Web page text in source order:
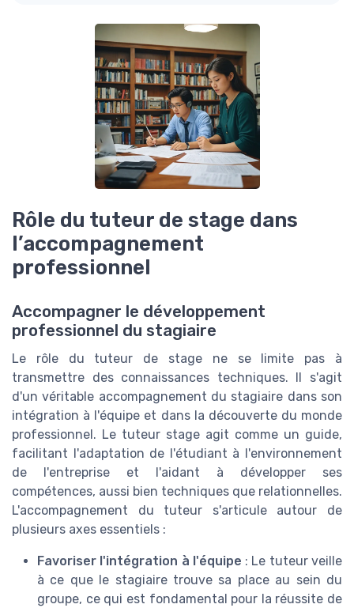
Rôle du tuteur de stage dans
l’accompagnement
professionnel
Accompagner le développement
professionnel du stagiaire
Le rôle du tuteur de stage ne se limite pas à
transmettre des connaissances techniques. Il s'agit
d'un véritable accompagnement du stagiaire dans son
intégration à l'équipe et dans la découverte du monde
professionnel. Le tuteur stage agit comme un guide,
facilitant l'adaptation de l'étudiant à l'environnement
de l'entreprise et l'aidant à développer ses
compétences, aussi bien techniques que relationnelles.
L'accompagnement du tuteur s'articule autour de
plusieurs axes essentiels :
Favoriser l'intégration à l'équipe : Le tuteur veille
à ce que le stagiaire trouve sa place au sein du
groupe, ce qui est fondamental pour la réussite de